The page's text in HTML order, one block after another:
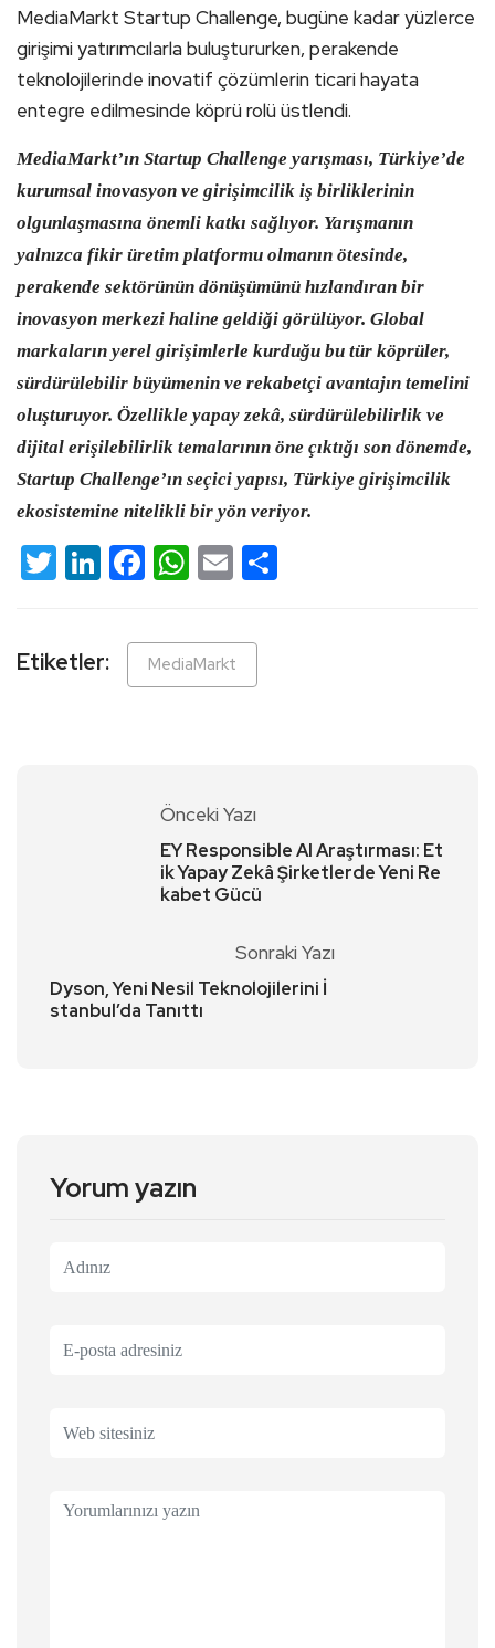
MediaMarkt Startup Challenge, bugüne kadar yüzlerce
girişimi yatırımcılarla buluştururken, perakende
teknolojilerinde inovatif çözümlerin ticari hayata
entegre edilmesinde köprü rolü üstlendi.
MediaMarkt’ın Startup Challenge yarışması, Türkiye’de
kurumsal inovasyon ve girişimcilik iş birliklerinin
olgunlaşmasına önemli katkı sağlıyor. Yarışmanın
yalnızca fikir üretim platformu olmanın ötesinde,
perakende sektörünün dönüşümünü hızlandıran bir
inovasyon merkezi haline geldiği görülüyor. Global
markaların yerel girişimlerle kurduğu bu tür köprüler,
sürdürülebilir büyümenin ve rekabetçi avantajın temelini
oluşturuyor. Özellikle yapay zekâ, sürdürülebilirlik ve
dijital erişilebilirlik temalarının öne çıktığı son dönemde,
Startup Challenge’ın seçici yapısı, Türkiye girişimcilik
ekosistemine nitelikli bir yön veriyor.
Twitter
LinkedIn
Facebook
WhatsApp
Email
Etiketler: MediaMarkt
Önceki Yazı
EY Responsible AI Araştırması: Et
ik Yapay Zekâ Şirketlerde Yeni Re
kabet Gücü
Sonraki Yazı
Dyson, Yeni Nesil Teknolojilerini İ
stanbul’da Tanıttı
Yorum yazın